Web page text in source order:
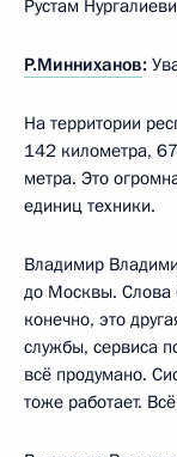
Рустам
Р.Минниханов:
На территории
142 километра,
метра. Это
единиц техники.
Владимир
до Москвы. Слова
конечно, это
службы, сервиса
всё продумано.
тоже работает.